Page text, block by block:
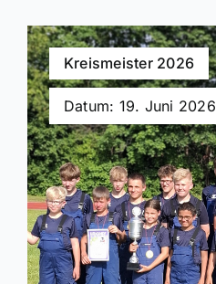
Kreismeister 2026
Datum: 19. Juni 2026